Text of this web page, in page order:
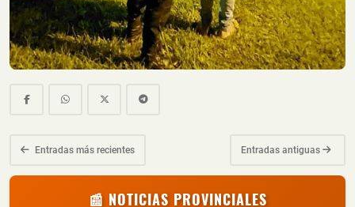
Entradas más recientes Entradas antiguas
📰 NOTICIAS PROVINCIALES